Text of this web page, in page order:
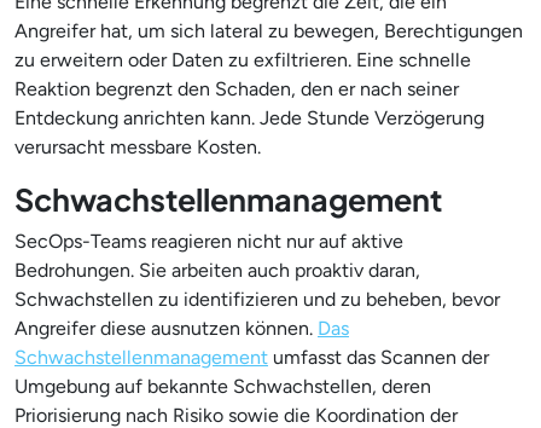
Angreifer hat, um sich lateral zu bewegen, Berechtigungen
zu erweitern oder Daten zu exfiltrieren. Eine schnelle
Reaktion begrenzt den Schaden, den er nach seiner
Entdeckung anrichten kann. Jede Stunde Verzögerung
verursacht messbare Kosten.
Schwachstellenmanagement
SecOps-Teams reagieren nicht nur auf aktive
Bedrohungen. Sie arbeiten auch proaktiv daran,
Schwachstellen zu identifizieren und zu beheben, bevor
Angreifer diese ausnutzen können. Das
Schwachstellenmanagement umfasst das Scannen der
Umgebung auf bekannte Schwachstellen, deren
Priorisierung nach Risiko sowie die Koordination der